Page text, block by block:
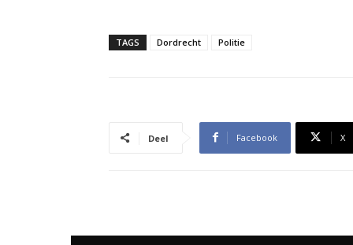
TAGS Dordrecht Politie
Deel Facebook X